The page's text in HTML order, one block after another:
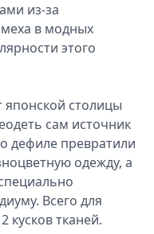
из-за
в модных
этого
столицы
сам источник
дефиле превратили
одежду, а
Всего для
кусков тканей.